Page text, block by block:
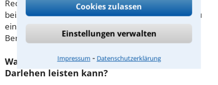
Cookies zulassen
Einstellungen verwalten
Impressum ⁃ Datenschutzerklärung
Rechtsanwalts angerechnet. Sollte es also
beispielsweise aufgrund des Beratungsgesprächs zu
einem Prozess kommen, so kann der Anwalt diese
Beratungsgebühr nicht mehr abrechnen.
Was tun wenn ich mir keinen Anwalt für
Darlehen leisten kann?